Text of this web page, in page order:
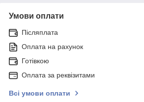
Умови оплати
Післяплата
Оплата на рахунок
Готівкою
Оплата за реквізитами
Всі умови оплати